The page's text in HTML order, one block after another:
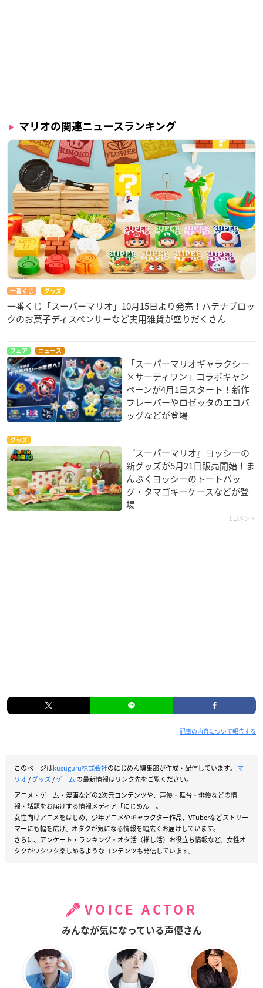
マリオの関連ニュースランキング
一番くじ グッズ
一番くじ「スーパーマリオ」10月15日より発売！ハテナブロッ
クのお菓子ディスペンサーなど実用雑貨が盛りだくさん
フェア ニュース
「スーパーマリオギャラクシー
×サーティワン」コラボキャン
ペーンが4月1日スタート！新作
フレーバーやロゼッタのエコバ
ッグなどが登場
グッズ
『スーパーマリオ』ヨッシーの
新グッズが5月21日販売開始！ま
んぷくヨッシーのトートバッ
グ・タマゴキーケースなどが登
場
1コメント
記事の内容について報告する
このページはkusuguru株式会社のにじめん編集部が作成・配信しています。 マ
リオ/グッズ/ゲーム の最新情報はリンク先をご覧ください。
アニメ・ゲーム・漫画などの2次元コンテンツや、声優・舞台・俳優などの情
報・話題をお届けする情報メディア「にじめん」。
女性向けアニメをはじめ、少年アニメやキャラクター作品、VTuberなどストリー
マーにも幅を広げ、オタクが気になる情報を幅広くお届けしています。
さらに、アンケート・ランキング・オタ活（推し活）お役立ち情報など、女性オ
タクがワクワク楽しめるようなコンテンツも発信しています。
VOICE ACTOR
みんなが気になっている声優さん